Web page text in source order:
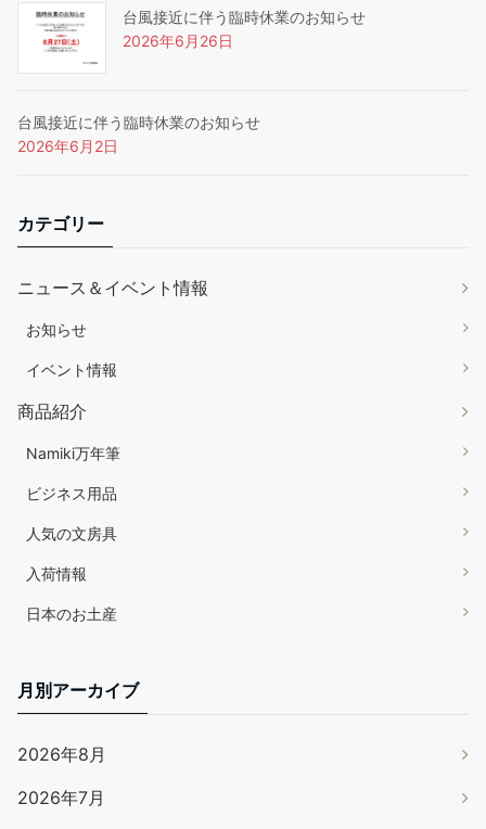
台風接近に伴う臨時休業のお知らせ
2026年6月26日
台風接近に伴う臨時休業のお知らせ
2026年6月2日
カテゴリー
ニュース＆イベント情報
お知らせ
イベント情報
商品紹介
Namiki万年筆
ビジネス用品
人気の文房具
入荷情報
日本のお土産
月別アーカイブ
2026年8月
2026年7月